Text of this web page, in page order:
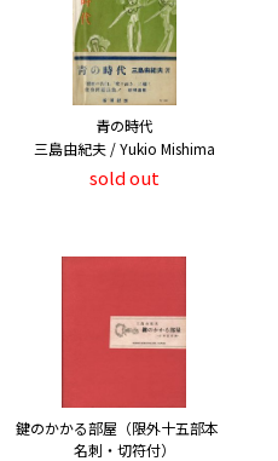
青の時代
三島由紀夫 / Yukio Mishima
sold out
鍵のかかる部屋（限外十五部本
名刺・切符付）